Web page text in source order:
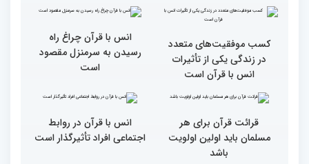
همه باید قرآنی و اهل قرآن
شویم/ ایران بیش از
کشورهای دیگر دغدغه مردم
فلسطین را دارد
ویژه بانوان در فرهنگسرای
امید برگزار شد
کسب موفقیت‌های متعدد
در زندگی یکی از تأثیرات
انس با قرآن است
انس با قرآن چراغ راه
رسیدن به سرمنزل مقصود